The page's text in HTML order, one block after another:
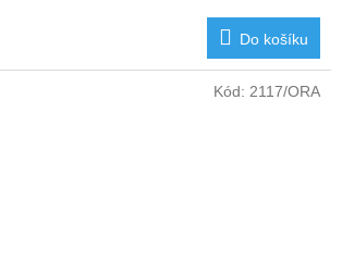
Do košíku
Kód: 2117/ORA